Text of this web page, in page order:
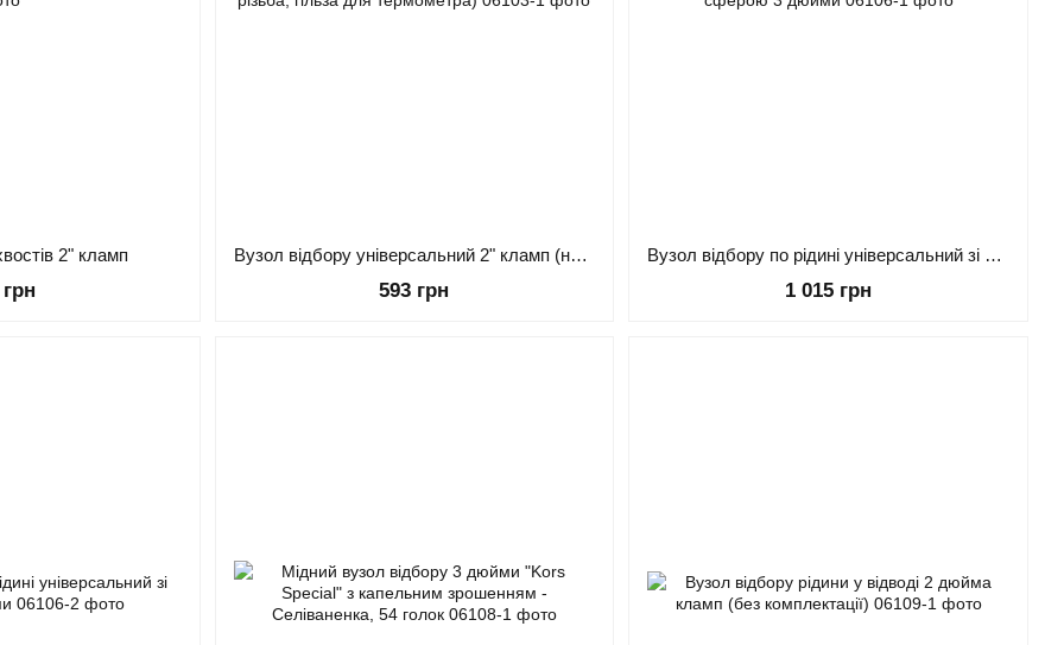
2" кламп Вузол відбору універсальний 2" кламп (нар. різьба, гільза для термометра)
593 грн
Вузол відбору по рідині універсальний зі сферою 3 дюйми
1 015 грн